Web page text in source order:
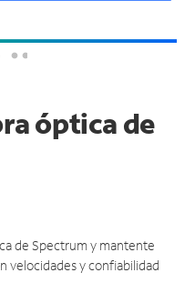
óptica de
de Spectrum y mantente
velocidades y confiabilidad